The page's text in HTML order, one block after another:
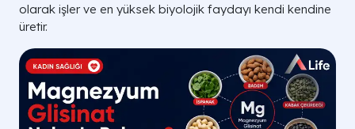
Etki Alanı Vücudundaki Görevi
olarak işler ve en yüksek biyolojik faydayı kendi kendine
üretir.